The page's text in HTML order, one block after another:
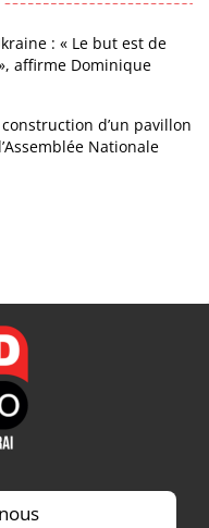
: « Le but est de
affirme Dominique
d’un pavillon
Nationale